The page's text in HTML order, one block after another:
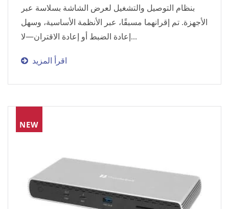
بنظام التوصيل والتشغيل لعرض الشاشة بسلاسة عبر
الأجهزة. تم إقرانهما مسبقًا، عبر الأنظمة الأساسية، وسهل
إعادة الضبط أو إعادة الاقتران—لا...
اقرأ المزيد
NEW